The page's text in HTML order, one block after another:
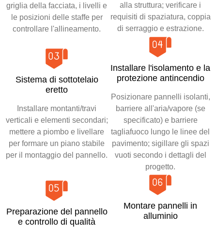
griglia della facciata, i livelli e
le posizioni delle staffe per
controllare l'allineamento.
alla struttura; verificare i
requisiti di spaziatura, coppia
di serraggio e estrazione.
Sistema di sottotelaio
eretto
Installare montanti/travi
verticali e elementi secondari;
mettere a piombo e livellare
per formare un piano stabile
per il montaggio del pannello.
Installare l'isolamento e la
protezione antincendio
Posizionare pannelli isolanti,
barriere all'aria/vapore (se
specificato) e barriere
tagliafuoco lungo le linee del
pavimento; sigillare gli spazi
vuoti secondo i dettagli del
progetto.
Preparazione del pannello
e controllo di qualità
Montare pannelli in
alluminio